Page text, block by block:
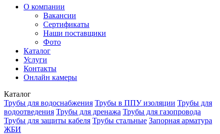
О компании
Вакансии
Сертификаты
Наши поставщики
Фото
Каталог
Услуги
Контакты
Онлайн камеры
Каталог
Трубы для водоснабжения Трубы в ППУ изоляции Трубы для
водоотведения Трубы для дренажа Трубы для газопровода
Трубы для защиты кабеля Трубы стальные Запорная арматура
ЖБИ